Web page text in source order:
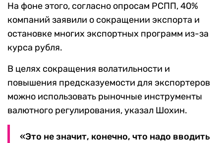
На фоне этого, согласно опросам РСПП, 40%
компаний заявили о сокращении экспорта и
остановке многих экспортных программ из-за
курса рубля.
В целях сокращения волатильности и
повышения предсказуемости для экспортеров
можно использовать рыночные инструменты
валютного регулирования, указал Шохин.
«Это не значит, конечно, что надо вводить